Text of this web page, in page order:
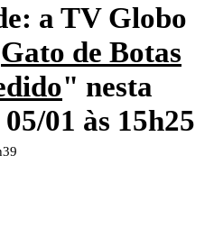
a TV Globo
Gato de Botas
" nesta
01 às 15h25